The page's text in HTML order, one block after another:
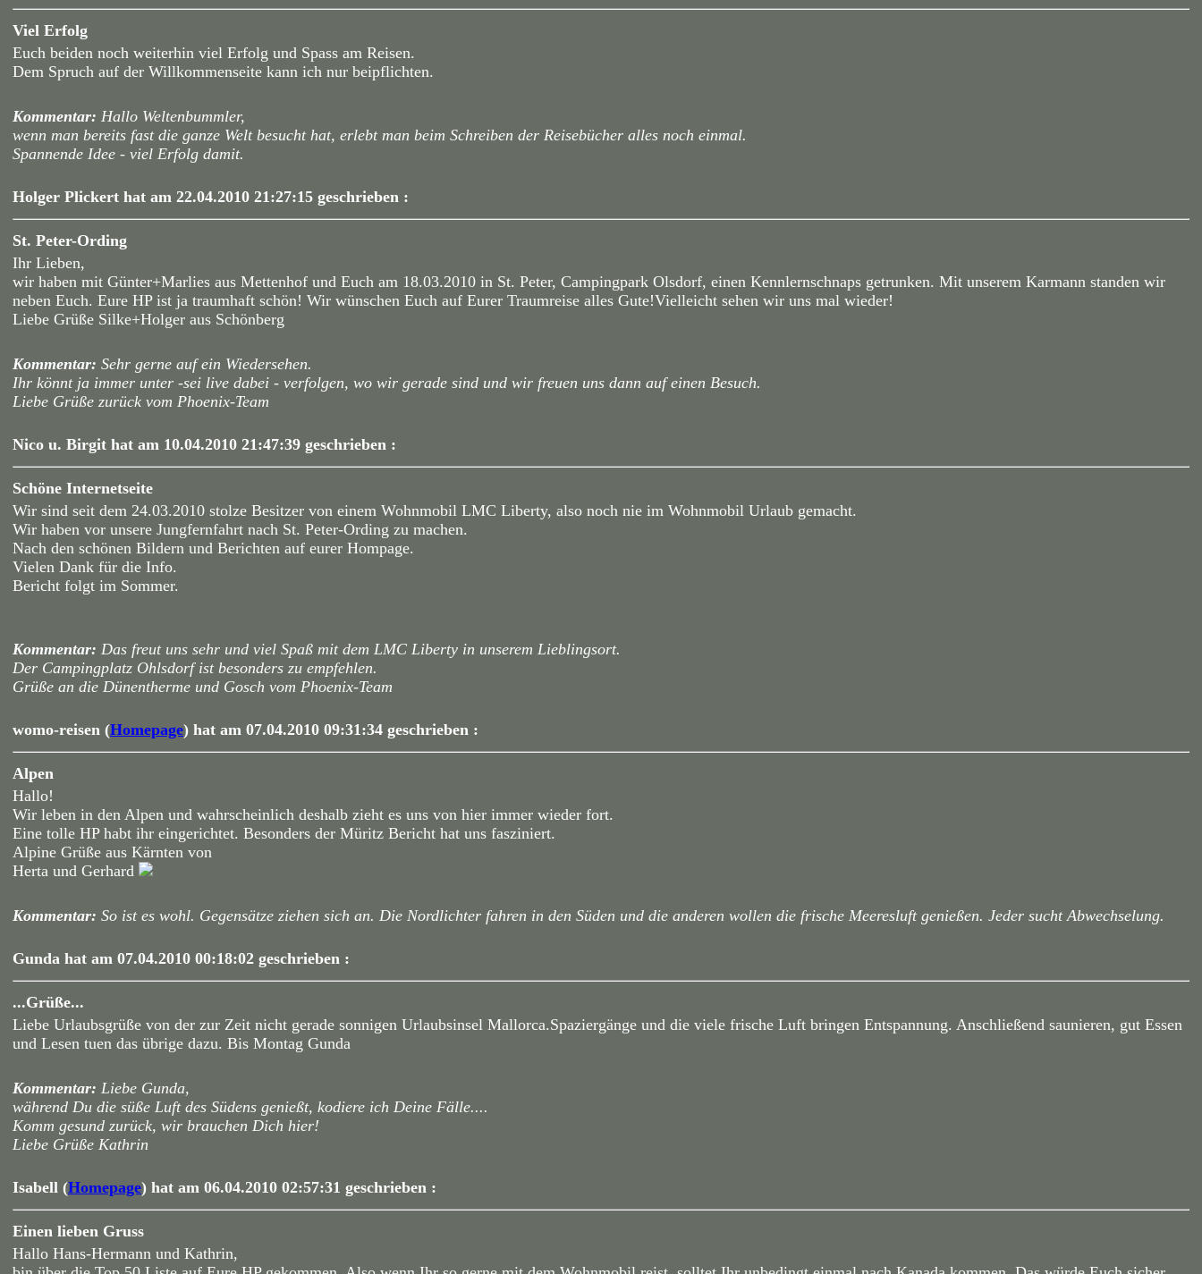
Viel Erfolg
Euch beiden noch weiterhin viel Erfolg und Spass am Reisen.
Dem Spruch auf der Willkommenseite kann ich nur beipflichten.
Kommentar: Hallo Weltenbummler,
wenn man bereits fast die ganze Welt besucht hat, erlebt man beim Schreiben der Reisebücher alles noch einmal.
Spannende Idee - viel Erfolg damit.
Holger Plickert hat am 22.04.2010 21:27:15 geschrieben :
St. Peter-Ording
Ihr Lieben,
wir haben mit Günter+Marlies aus Mettenhof und Euch am 18.03.2010 in St. Peter, Campingpark Olsdorf, einen Kennlernschnaps getrunken. Mit unserem Karmann standen wir
neben Euch. Eure HP ist ja traumhaft schön! Wir wünschen Euch auf Eurer Traumreise alles Gute!Vielleicht sehen wir uns mal wieder!
Liebe Grüße Silke+Holger aus Schönberg
Kommentar: Sehr gerne auf ein Wiedersehen.
Ihr könnt ja immer unter -sei live dabei - verfolgen, wo wir gerade sind und wir freuen uns dann auf einen Besuch.
Liebe Grüße zurück vom Phoenix-Team
Nico u. Birgit hat am 10.04.2010 21:47:39 geschrieben :
Schöne Internetseite
Wir sind seit dem 24.03.2010 stolze Besitzer von einem Wohnmobil LMC Liberty, also noch nie im Wohnmobil Urlaub gemacht.
Wir haben vor unsere Jungfernfahrt nach St. Peter-Ording zu machen.
Nach den schönen Bildern und Berichten auf eurer Hompage.
Vielen Dank für die Info.
Bericht folgt im Sommer.
Kommentar: Das freut uns sehr und viel Spaß mit dem LMC Liberty in unserem Lieblingsort.
Der Campingplatz Ohlsdorf ist besonders zu empfehlen.
Grüße an die Dünentherme und Gosch vom Phoenix-Team
womo-reisen (Homepage) hat am 07.04.2010 09:31:34 geschrieben :
Alpen
Hallo!
Wir leben in den Alpen und wahrscheinlich deshalb zieht es uns von hier immer wieder fort.
Eine tolle HP habt ihr eingerichtet. Besonders der Müritz Bericht hat uns fasziniert.
Alpine Grüße aus Kärnten von
Herta und Gerhard
Kommentar: So ist es wohl. Gegensätze ziehen sich an. Die Nordlichter fahren in den Süden und die anderen wollen die frische Meeresluft genießen. Jeder sucht Abwechselung.
Gunda hat am 07.04.2010 00:18:02 geschrieben :
...Grüße...
Liebe Urlaubsgrüße von der zur Zeit nicht gerade sonnigen Urlaubsinsel Mallorca.Spaziergänge und die viele frische Luft bringen Entspannung. Anschließend saunieren, gut Essen
und Lesen tuen das übrige dazu. Bis Montag Gunda
Kommentar: Liebe Gunda,
während Du die süße Luft des Südens genießt, kodiere ich Deine Fälle....
Komm gesund zurück, wir brauchen Dich hier!
Liebe Grüße Kathrin
Isabell (Homepage) hat am 06.04.2010 02:57:31 geschrieben :
Einen lieben Gruss
Hallo Hans-Hermann und Kathrin,